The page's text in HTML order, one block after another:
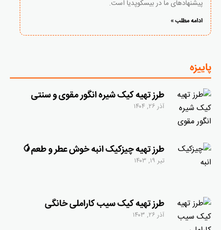
پیشنهادهای ما در بیسکوپدیا است.
ادامه مطلب »
پاییزه
طرز تهیه کیک شیره انگور مقوی و سنتی
آذر ۲۶, ۱۴۰۴
طرز تهیه چیزکیک انبه خوش عطر و طعم🥭
تیر ۱۹, ۱۴۰۳
طرز تهیه کیک سیب کاراملی خانگی
آذر ۲۶, ۱۴۰۳